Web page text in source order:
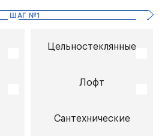
ШАГ №1
Цельностеклянные
Лофт
Сантехнические